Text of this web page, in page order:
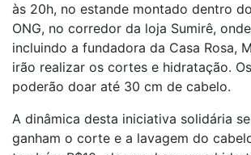
às 20h, no estande montado dentro
ONG, no corredor da loja Sumirê,
incluindo a fundadora da Casa Rosa,
irão realizar os cortes e hidratação.
poderão doar até 30 cm de cabelo.
A dinâmica desta iniciativa solidária
ganham o corte e a lavagem do